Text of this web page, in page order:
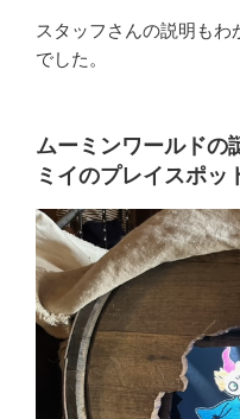
スタッフさんの説明も
でした。
ムーミンワールドの
ミイのプレイスポッ